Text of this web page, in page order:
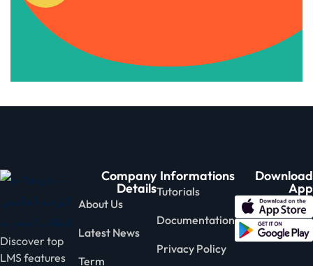
Discover top
LMS features
Company
Details
About Us
Latest News
Term
Informations
Tutorials
Documentation
Privacy Policy
Download
App